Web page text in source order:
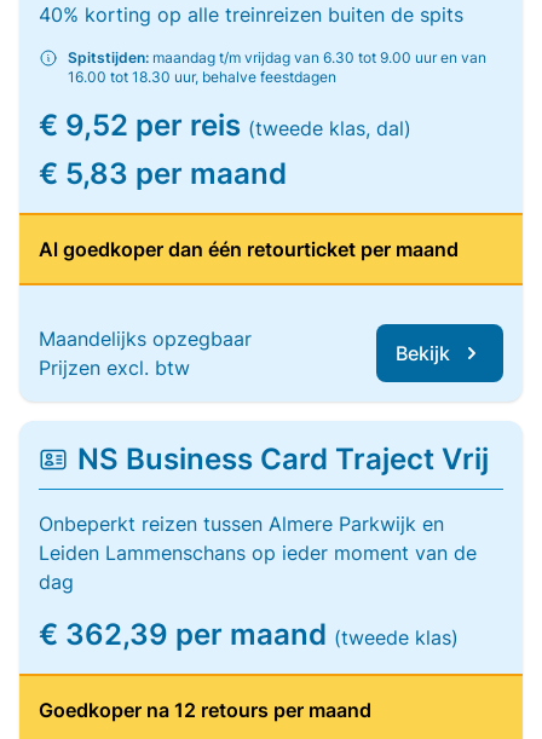
40% korting op alle treinreizen buiten de spits
Spitstijden: maandag t/m vrijdag van 6.30 tot 9.00 uur en van
16.00 tot 18.30 uur, behalve feestdagen
€ 9,52 per reis (tweede klas, dal)
€ 5,83 per maand
Al goedkoper dan één retourticket per maand
Maandelijks opzegbaar
Prijzen excl. btw
Bekijk
NS Business Card Traject Vrij
Onbeperkt reizen tussen Almere Parkwijk en
Leiden Lammenschans op ieder moment van de
dag
€ 362,39 per maand (tweede klas)
Goedkoper na 12 retours per maand